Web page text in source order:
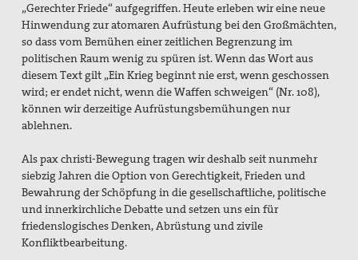
„Gerechter Friede“ aufgegriffen. Heute erleben wir eine neue
Hinwendung zur atomaren Aufrüstung bei den Großmächten,
so dass vom Bemühen einer zeitlichen Begrenzung im
politischen Raum wenig zu spüren ist. Wenn das Wort aus
diesem Text gilt „Ein Krieg beginnt nie erst, wenn geschossen
wird; er endet nicht, wenn die Waffen schweigen“ (Nr. 108),
können wir derzeitige Aufrüstungsbemühungen nur
ablehnen.
Als pax christi-Bewegung tragen wir deshalb seit nunmehr
siebzig Jahren die Option von Gerechtigkeit, Frieden und
Bewahrung der Schöpfung in die gesellschaftliche, politische
und innerkirchliche Debatte und setzen uns ein für
friedenslogisches Denken, Abrüstung und zivile
Konfliktbearbeitung.